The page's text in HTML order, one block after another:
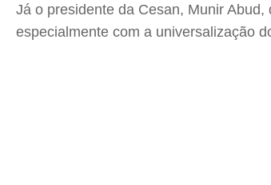
Já o presidente da Cesan, Munir
especialmente com a universalização